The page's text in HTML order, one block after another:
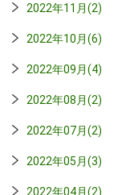
2022年11月(2)
2022年10月(6)
2022年09月(4)
2022年08月(2)
2022年07月(2)
2022年05月(3)
2022年04月(2)